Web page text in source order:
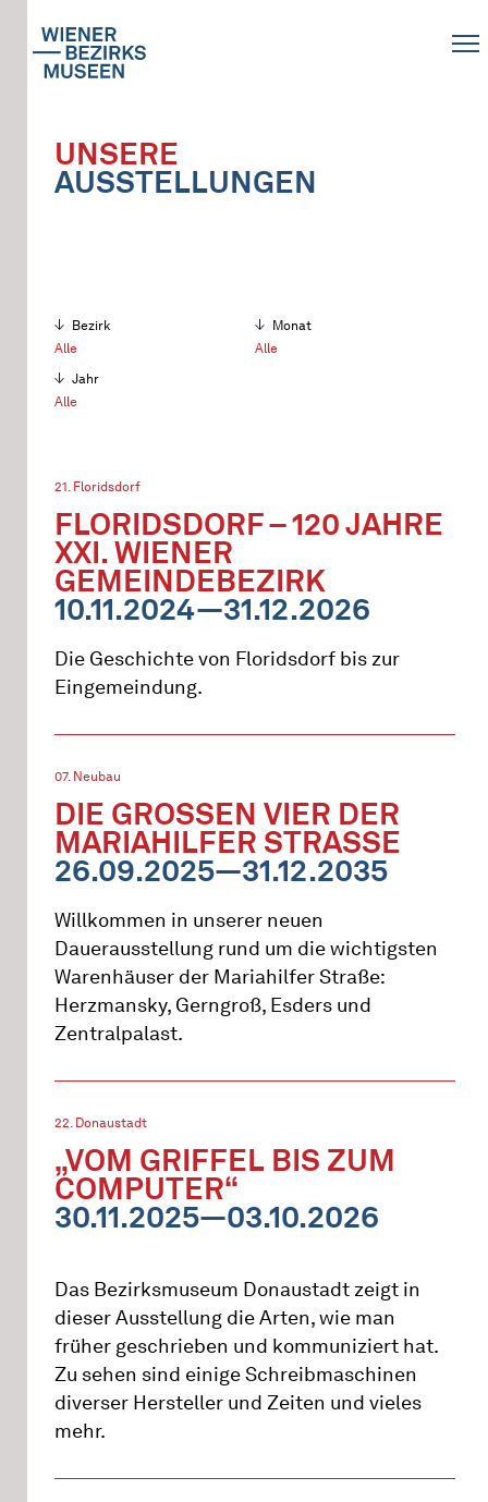
UNSERE
AUSSTELLUNGEN
Bezirk
Alle
Monat
Alle
Jahr
Alle
21. Floridsdorf
FLORIDSDORF – 120 JAHRE
XXI. WIENER
GEMEINDEBEZIRK
10.11.2024—31.12.2026
Die Geschichte von Floridsdorf bis zur
Eingemeindung.
07. Neubau
DIE GROSSEN VIER DER M
ARIAHILFER STRASSE
26.09.2025—31.12.2035
Willkommen in unserer neuen
Dauerausstellung rund um die wichtigsten
Warenhäuser der Mariahilfer Straße:
Herzmansky, Gerngroß, Esders und
Zentralpalast.
22. Donaustadt
„VOM GRIFFEL BIS ZUM
COMPUTER“
30.11.2025—03.10.2026
Das Bezirksmuseum Donaustadt zeigt in
dieser Ausstellung die Arten, wie man
früher geschrieben und kommuniziert hat.
Zu sehen sind einige Schreibmaschinen
diverser Hersteller und Zeiten und vieles
mehr.